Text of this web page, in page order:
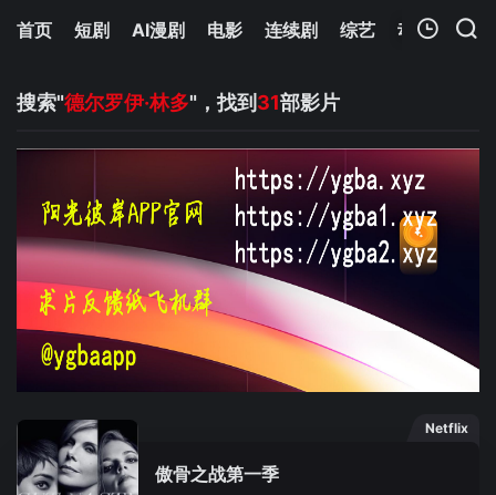
首页 短剧 AI漫剧 电影 连续剧 综艺 动漫
暂无观看影片的记录
搜索"德尔罗伊·林多"，找到 31部影片
Netflix
傲骨之战第一季